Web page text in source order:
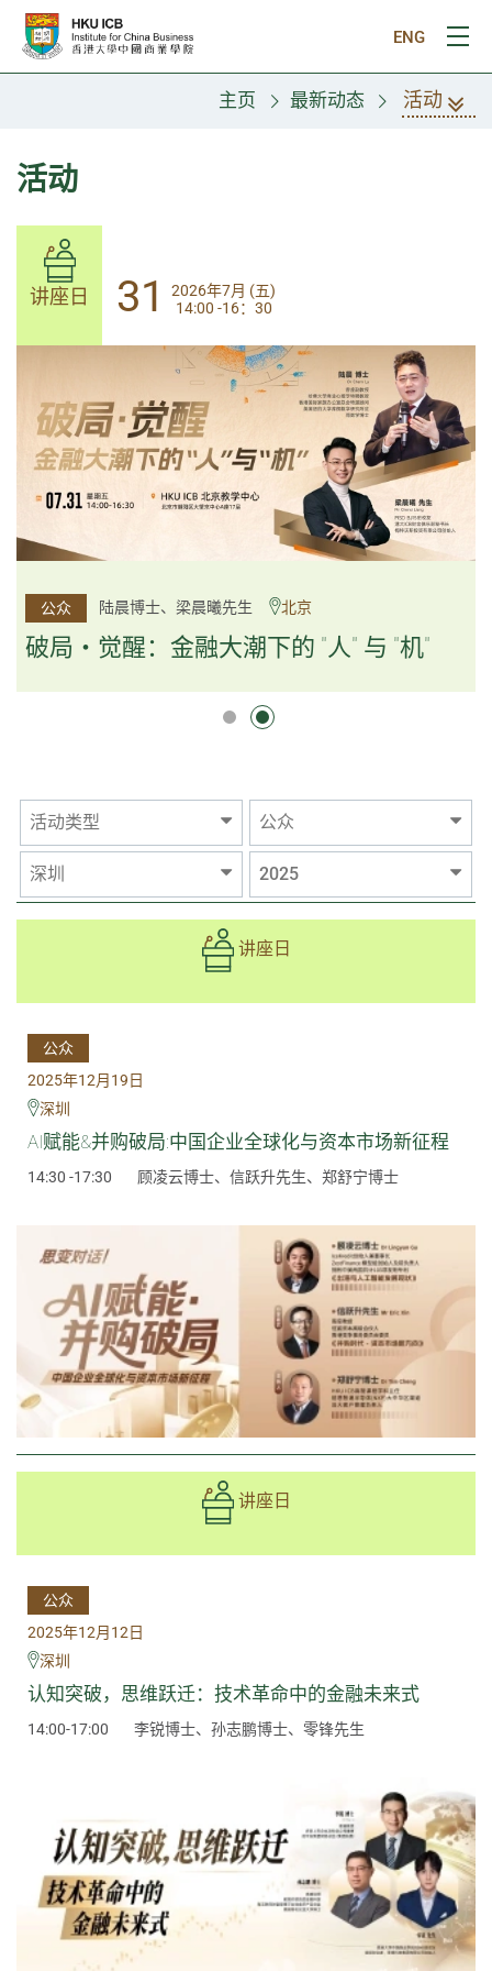
跳往主要内容
ENG
打
主页 最新动态 活动
活动
讲座日 31
2026年7月 (五)
14:00-17:30
公众 杨文斌先生、邱良弼先生 广州
逻辑×算法：重塑资产配置内核
逻辑×算法：重塑资产配置内核
讲座日 31
2026年7月 (五)
14:00 -16：30
公众 陆晨博士、梁晨曦先生 北京
破局・觉醒：金融大潮下的 "人" 与 "机"
活动类型 公众
深圳 2025
讲座日
公众
2025年12月19日
深圳
AI赋能&并购破局:中国企业全球化与资本市场新征程
14:30 -17:30 顾凌云博士、信跃升先生、郑舒宁博士
讲座日
公众
2025年12月12日
深圳
认知突破，思维跃迁：技术革命中的金融未来式
14:00-17:00 李锐博士、孙志鹏博士、零锋先生